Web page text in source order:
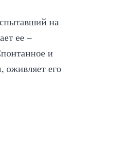
на
ее –
и
оживляет его